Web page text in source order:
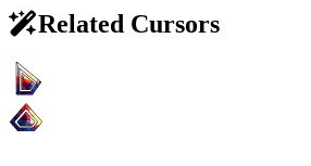
Related Cursors